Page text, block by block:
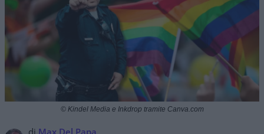
di Max Del Papa
© Kindel Media e Inkdrop tramite Canva.com